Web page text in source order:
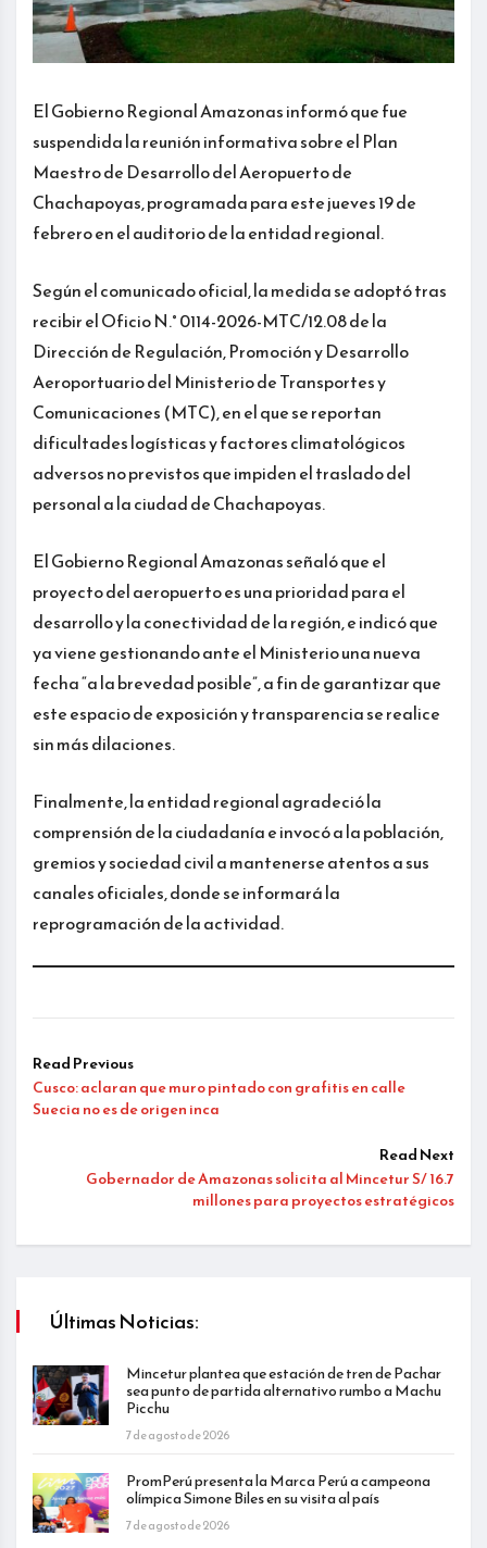
El Gobierno Regional Amazonas informó que fue
suspendida la reunión informativa sobre el Plan
Maestro de Desarrollo del Aeropuerto de
Chachapoyas, programada para este jueves 19 de
febrero en el auditorio de la entidad regional.
Según el comunicado oficial, la medida se adoptó tras
recibir el Oficio N.° 0114-2026-MTC/12.08 de la
Dirección de Regulación, Promoción y Desarrollo
Aeroportuario del Ministerio de Transportes y
Comunicaciones (MTC), en el que se reportan
dificultades logísticas y factores climatológicos
adversos no previstos que impiden el traslado del
personal a la ciudad de Chachapoyas.
El Gobierno Regional Amazonas señaló que el
proyecto del aeropuerto es una prioridad para el
desarrollo y la conectividad de la región, e indicó que
ya viene gestionando ante el Ministerio una nueva
fecha “a la brevedad posible”, a fin de garantizar que
este espacio de exposición y transparencia se realice
sin más dilaciones.
Finalmente, la entidad regional agradeció la
comprensión de la ciudadanía e invocó a la población,
gremios y sociedad civil a mantenerse atentos a sus
canales oficiales, donde se informará la
reprogramación de la actividad.
Read Previous
Cusco: aclaran que muro pintado con grafitis en calle
Suecia no es de origen inca
Read Next
Gobernador de Amazonas solicita al Mincetur S/ 16.7
millones para proyectos estratégicos
Últimas Noticias:
Mincetur plantea que estación de tren de Pachar
sea punto de partida alternativo rumbo a Machu
Picchu
7 de agosto de 2026
PromPerú presenta la Marca Perú a campeona
olímpica Simone Biles en su visita al país
7 de agosto de 2026